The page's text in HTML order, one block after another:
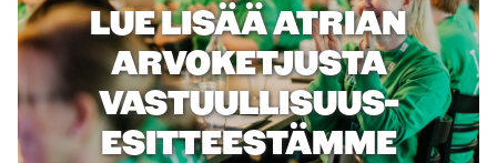
LUE LISÄÄ ATRIAN
ARVOKETJUSTA
VASTUULLISUUS-
ESITTEESTÄMME